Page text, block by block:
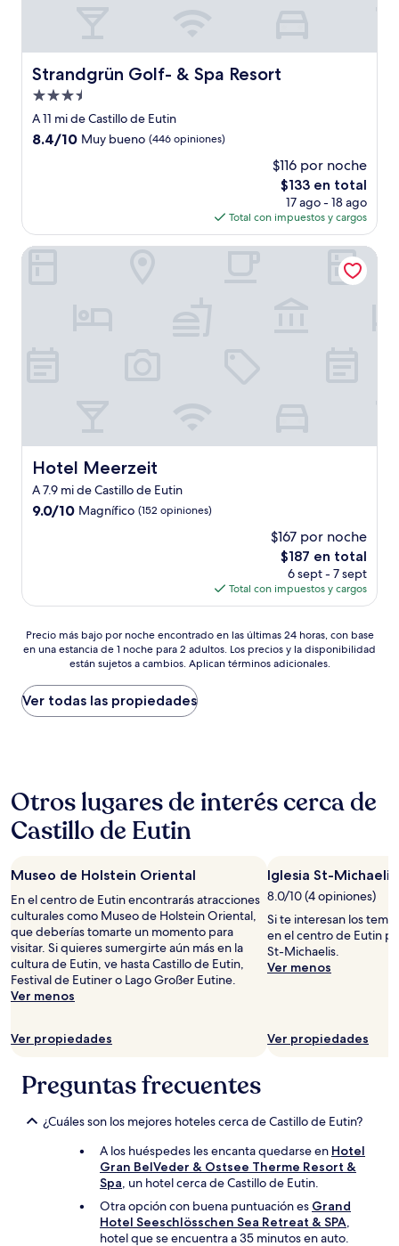
Strandgrün Golf- & Spa Resort
Strandgrün Golf- & Spa Resort
Propiedad
de
3.5
A 11 mi de Castillo de Eutin
8.4
opiniones)
8.4/10 Muy bueno (446 opiniones)
$116 por noche
El
precio
actual
es
de
$133 en total
17 ago - 18 ago
Total con impuestos y cargos
Hotel Meerzeit
Hotel Meerzeit
A 7.9 mi de Castillo de Eutin
9.0
9.0/10 Magnífico (152 opiniones)
$167 por noche
El
precio
actual
es
$187
$187 en total
6 sept - 7 sept
Total con impuestos y cargos
Hotel Meerzeit
Precio
más
por
noche
encontrado
horas,
con
base
en
estancia
1
noche
para
2
adultos.
Los
precios
la
sujetos
cambios.
Aplican
Precio más bajo por noche encontrado en las últimas 24 horas, con base
en una estancia de 1 noche para 2 adultos. Los precios y la disponibilidad
están sujetos a cambios. Aplican términos adicionales.
Ver todas las propiedades
Otros lugares de interés cerca de
Castillo de Eutin
Museo de Holstein Oriental
En el centro de Eutin encontrarás atracciones
culturales como Museo de Holstein Oriental,
que deberías tomarte un momento para
visitar. Si quieres sumergirte aún más en la
cultura de Eutin, ve hasta Castillo de Eutin,
Festival de Eutiner o Lago Großer Eutine.
Ver menos
Ver propiedades
Iglesia St-Michaelis
8.0/10 (4 opiniones)
Si te interesan los
en el centro de Eutin
St-Michaelis.
Ver menos
Ver propiedades
Preguntas frecuentes
¿Cuáles son los mejores hoteles cerca de Castillo de Eutin?
A los huéspedes les encanta quedarse en Hotel
Gran BelVeder & Ostsee Therme Resort &
Spa, un hotel cerca de Castillo de Eutin.
Otra opción con buena puntuación es Grand
Hotel Seeschlösschen Sea Retreat & SPA,
hotel que se encuentra a 35 minutos en auto.